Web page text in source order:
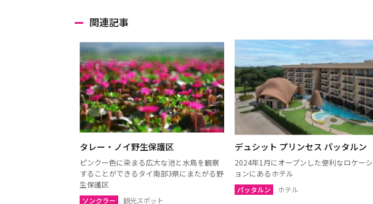
関連記事
タレー・ノイ野生保護区
ピンク一色に染まる広大な池と水鳥を観察
することができるタイ南部3県にまたがる野
生保護区
ソンクラー 観光スポット
デュシット プリンセス パッタルン
2024年1月にオープンした便利なロケーシ
ョンにあるホテル
パッタルン ホテル